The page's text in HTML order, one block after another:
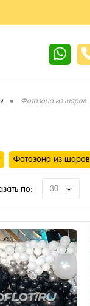
• Фотозона из шаров
Фотозона из шаров
по: 30